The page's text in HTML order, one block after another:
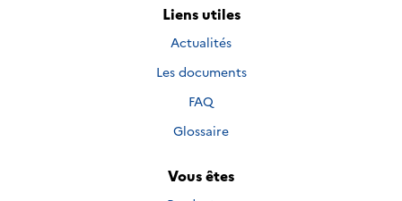
Liens utiles
Actualités
Les documents
FAQ
Glossaire
Vous êtes